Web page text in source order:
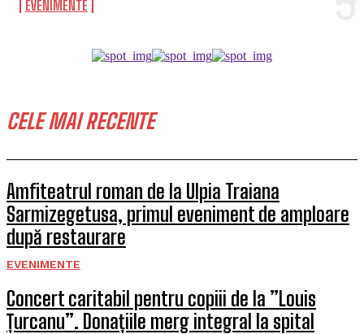
EVENIMENTE
CELE MAI RECENTE
Amfiteatrul roman de la Ulpia Traiana
Sarmizegetusa, primul eveniment de amploare
după restaurare
EVENIMENTE
Concert caritabil pentru copiii de la ”Louis
Țurcanu”. Donațiile merg integral la spital